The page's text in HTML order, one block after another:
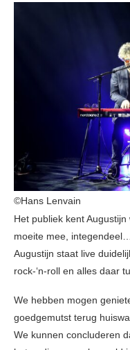
©Hans Lenvain
Het publiek kent
moeite mee,
Augustijn staat live
rock-‘n-roll en alles daar
We hebben mogen
goedgemutst terug
We kunnen concluderen